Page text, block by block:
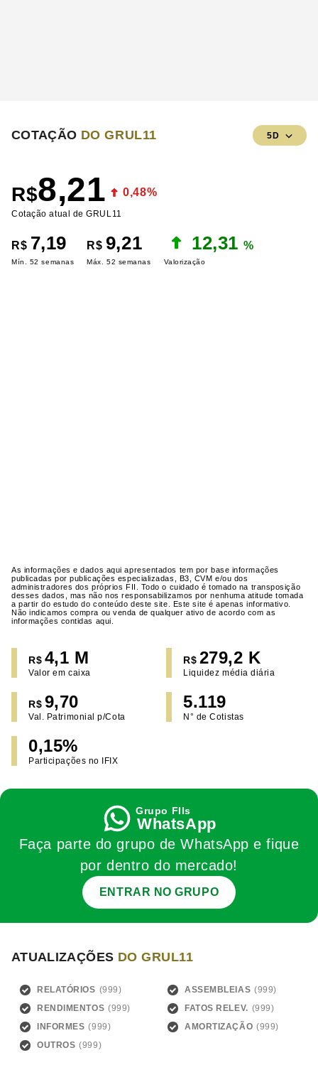
COTAÇÃO DO GRUL11 5D
R$8,21 0,48%
Cotação atual de GRUL11
R$ 7,19
Mín. 52 semanas
R$ 9,21
Máx. 52 semanas
12,31%
Valorização
As informações e dados aqui apresentados tem por base informações
publicadas por publicações especializadas, B3, CVM e/ou dos
administradores dos próprios FII. Todo o cuidado é tomado na transposição
desses dados, mas não nos responsabilizamos por nenhuma atitude tomada
a partir do estudo do conteúdo deste site. Este site é apenas informativo.
Não indicamos compra ou venda de qualquer ativo de acordo com as
informações contidas aqui.
R$ 4,1 M
Valor em caixa
R$ 279,2 K
Liquidez média diária
R$ 9,70
Val. Patrimonial p/Cota
5.119
N° de Cotistas
0,15%
Participações no IFIX
WhatsApp
Faça parte do grupo de WhatsApp e fique
por dentro do mercado!
ENTRAR NO GRUPO
ATUALIZAÇÕES DO GRUL11
RELATÓRIOS
ASSEMBLEIAS
RENDIMENTOS
FATOS RELEV.
INFORMES
AMORTIZAÇÃO
OUTROS